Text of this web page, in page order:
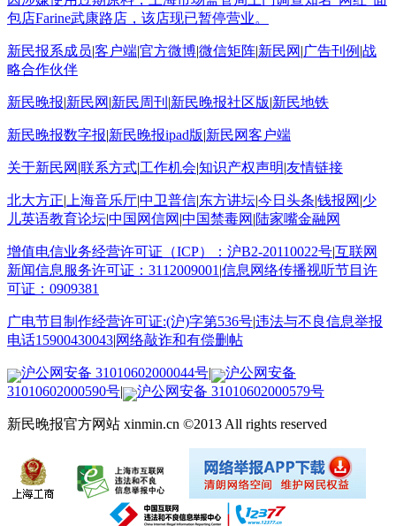
包店Farine武康路店，该店现已暂停营业。
新民报系成员 客户端官方微博微信矩阵 新民网 广告刊例 战
略合作伙伴
新民晚报 新民网 新民周刊 新民晚报社区版 新民地铁
新民晚报数字报 新民晚报ipad版 新民网客户端
关于新民网 联系方式工作机会 知识产权声明 友情链接
北大方正 上海音乐厅中卫普信 东方讲坛今日头条 钱报网 少
儿英语教育论坛中国网信网 中国禁毒网 陆家嘴金融网
增值电信业务经营许可证（ICP）：沪B2-20110022号互联网
新闻信息服务许可证：3112009001 信息网络传播视听节目许
可证：0909381
广电节目制作经营许可证:(沪)字第536号违法与不良信息举报
电话15900430043 网络敲诈和有偿删帖
沪公网安备 31010602000044号
沪公网安备
31010602000590号
沪公网安备 31010602000579号
新民晚报官方网站 xinmin.cn ©2013 All rights reserved